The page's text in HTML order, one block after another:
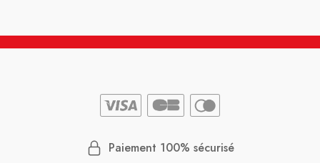
Paiement 100% sécurisé